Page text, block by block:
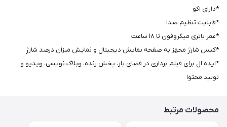
*دارای اکو
*قابلیت تنظیم صدا
*عمر باتری میکروفون تا ۱۸ ساعت
*کیس شارژ مجهز به صفحه نمایش دیجیتال و نمایش میزان درصد شارژ
*ایده ال برای فیلم برداری در فضای باز، پخش زنده، وبلاگ نویسی، ویدیو و
تولید محتوا
محصولات مرتبط